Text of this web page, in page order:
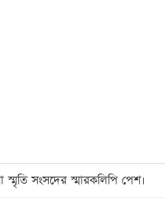
স্মৃতি সংসদের স্মারকলিপি পেশ।